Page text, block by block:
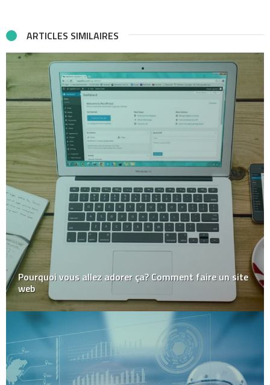
ARTICLES SIMILAIRES
Pourquoi vous allez adorer ça? Comment faire un site
web